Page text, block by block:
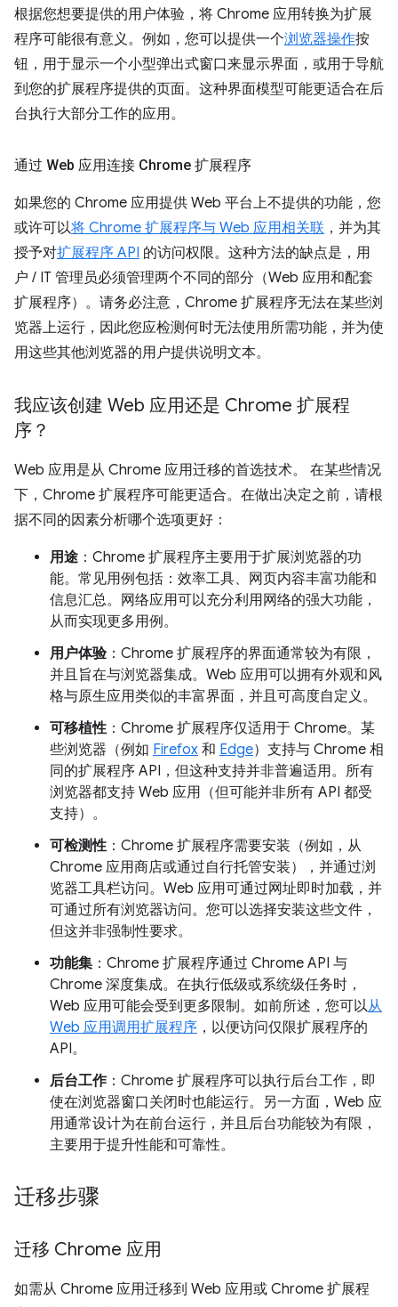
根据您想要提供的用户体验，将 Chrome 应用转换为扩展
程序可能很有意义。例如，您可以提供一个浏览器操作按
钮，用于显示一个小型弹出式窗口来显示界面，或用于导航
到您的扩展程序提供的页面。这种界面模型可能更适合在后
台执行大部分工作的应用。
通过 Web 应用连接 Chrome 扩展程序
如果您的 Chrome 应用提供 Web 平台上不提供的功能，您
或许可以将 Chrome 扩展程序与 Web 应用相关联 ，并为其
授予对扩展程序 API 的访问权限。这种方法的缺点是，用
户 / IT 管理员必须管理两个不同的部分（Web 应用和配套
扩展程序）。请务必注意，Chrome 扩展程序无法在某些浏
览器上运行，因此您应检测何时无法使用所需功能，并为使
用这些其他浏览器的用户提供说明文本。
我应该创建 Web 应用还是 Chrome 扩展程
序？
Web 应用是从 Chrome 应用迁移的首选技术。 在某些情况
下，Chrome 扩展程序可能更适合。在做出决定之前，请根
据不同的因素分析哪个选项更好：
用途 ：Chrome 扩展程序主要用于扩展浏览器的功
能。常见用例包括：效率工具、网页内容丰富功能和
信息汇总。网络应用可以充分利用网络的强大功能，
从而实现更多用例。
用户体验：Chrome 扩展程序的界面通常较为有限，
并且旨在与浏览器集成。Web 应用可以拥有外观和风
格与原生应用类似的丰富界面，并且可高度自定义。
可移植性：Chrome 扩展程序仅适用于 Chrome。某
些浏览器（例如 Firefox 和 Edge）支持与 Chrome 相
同的扩展程序 API，但这种支持并非普遍适用。所有
浏览器都支持 Web 应用（但可能并非所有 API 都受
支持）。
可检测性：Chrome 扩展程序需要安装（例如，从
Chrome 应用商店或通过自行托管安装），并通过浏
览器工具栏访问。Web 应用可通过网址即时加载，并
可通过所有浏览器访问。您可以选择安装这些文件，
但这并非强制性要求。
功能集 ：Chrome 扩展程序通过 Chrome API 与
Chrome 深度集成。在执行低级或系统级任务时，
Web 应用可能会受到更多限制。如前所述，您可以从
Web 应用调用扩展程序 ，以便访问仅限扩展程序的
API。
后台工作：Chrome 扩展程序可以执行后台工作，即
使在浏览器窗口关闭时也能运行。另一方面，Web 应
用通常设计为在前台运行，并且后台功能较为有限，
主要用于提升性能和可靠性。
迁移步骤
迁移 Chrome 应用
如需从 Chrome 应用迁移到 Web 应用或 Chrome 扩展程